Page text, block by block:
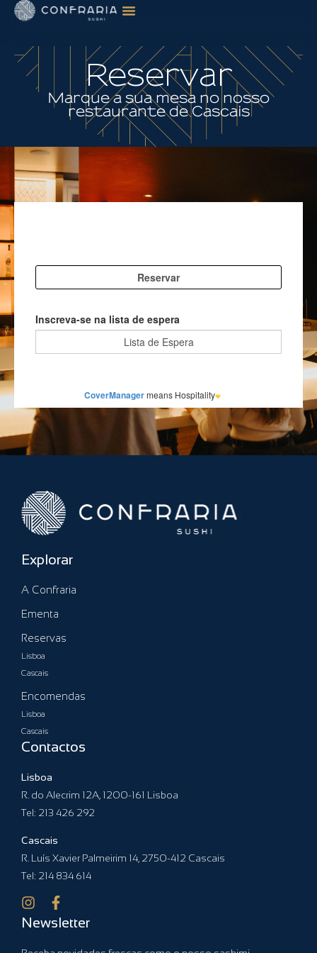
Reservar
Marque a sua mesa no nosso
restaurante deCascais
Confraria Sushi Cascais
Explorar
A Confraria
Ementa
Reservas
Lisboa
Cascais
Encomendas
Lisboa
Cascais
Contactos
Lisboa
R. do Alecrim 12A, 1200-161 Lisboa
Tel: 213 426 292
Cascais
R. Luís Xavier Palmeirim 14, 2750-412 Cascais
Tel: 214 834 614
Newsletter